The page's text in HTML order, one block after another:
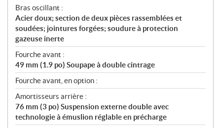
Bras oscillant :
Acier doux; section de deux pièces rassemblées et
soudées; jointures forgées; soudure à protection
gazeuse inerte
Fourche avant :
49 mm (1.9 po) Soupape à double cintrage
Fourche avant, en option :
Amortisseurs arrière :
76 mm (3 po) Suspension externe double avec
technologie à émuslion réglable en précharge